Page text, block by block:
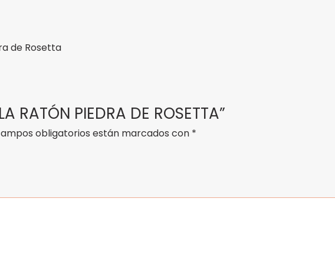
de Rosetta
PIEDRA DE ROSETTA”
obligatorios están marcados con *